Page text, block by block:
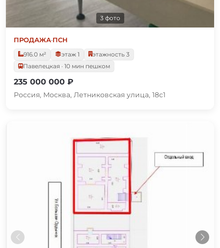
3 фото
ПРОДАЖА·ПСН
916.0 м²
этаж 1
этажность 3
Павелецкая · 10 мин пешком
235 000 000 ₽
Россия, Москва, Летниковская улица, 18с1